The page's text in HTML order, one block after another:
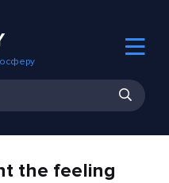
the feeling